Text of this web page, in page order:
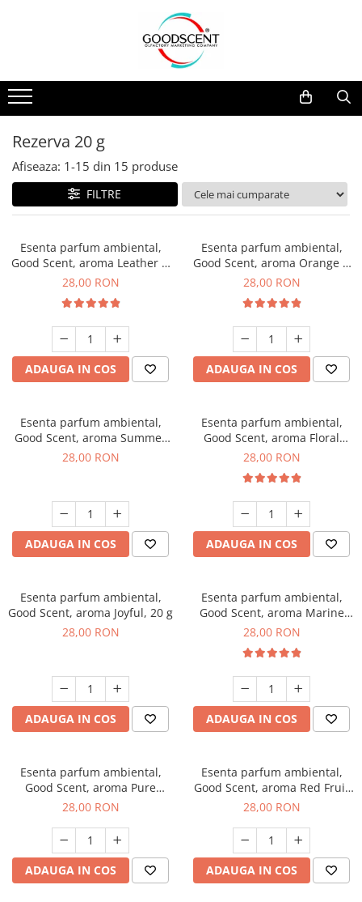
Pachete Promo
Dispozitive de Parfumare
Esente Parfum Ambiental
Rezerve Spray Good Scent
Odorizant cu Pulverizator
Site Pisoar
Dispozitive de Parfumare Ambientală
Auto
Rezidențiale
Comerciale
Industriale (HVAC)
Esente Parfum Ambiental
Mostre
Rezerva 10 g
Rezerva 20 g
Rezerva 100 g
Rezerva 200 g
Rezerva 500 g
Rezerva 20 g
Afiseaza: 1-15 din 15 produse
FILTRE
Esenta parfum ambiental,
Good Scent, aroma Leather &
Black Oudh, 20 g
28,00 RON
ADAUGA IN COS
Esenta parfum ambiental,
Good Scent, aroma Orange &
Fresh Cinnamon, 20 g
28,00 RON
ADAUGA IN COS
Esenta parfum ambiental,
Good Scent, aroma Summer
Melon, 20 g
28,00 RON
ADAUGA IN COS
Esenta parfum ambiental,
Good Scent, aroma Floral
Bouquet, 20 g
28,00 RON
ADAUGA IN COS
Esenta parfum ambiental,
Good Scent, aroma Joyful, 20 g
28,00 RON
ADAUGA IN COS
Esenta parfum ambiental,
Good Scent, aroma Marine
Breeze, 20 g
28,00 RON
ADAUGA IN COS
Esenta parfum ambiental,
Good Scent, aroma Pure
White Musc, 20 g
28,00 RON
ADAUGA IN COS
Esenta parfum ambiental,
Good Scent, aroma Red Fruit
Bubble, 20 g
28,00 RON
ADAUGA IN COS